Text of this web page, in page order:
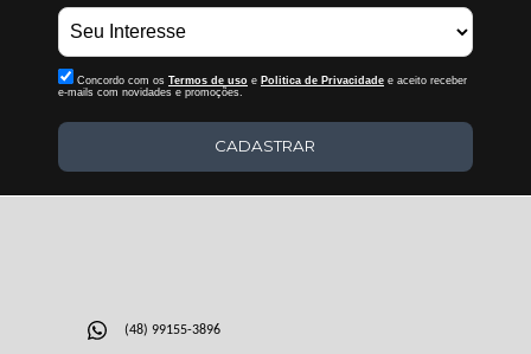
Concordo com os Termos de uso e Politica de Privacidadee aceito receber
e-mails com novidades e promoções.
CADASTRAR
(48) 99155-3896